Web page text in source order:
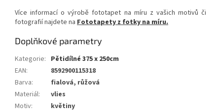
Více informací o výrobě fototapet na míru z vašich motivů či
fotografií najdete na Fototapety z fotky na míru.
Doplňkové parametry
Kategorie: Pětidílné 375 x 250cm
EAN:
8592900115318
Barva:
fialová, růžová
Materiál:
vlies
Motiv:
květiny